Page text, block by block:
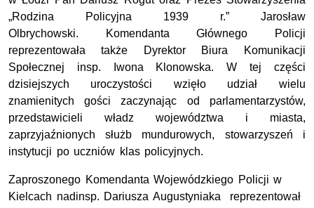
„Rodzina Policyjna 1939 r.” Jarosław
Olbrychowski.
Komendanta Głównego Policji
reprezentowała także Dyrektor Biura Komunikacji
Społecznej insp. Iwona Klonowska. W tej części
dzisiejszych uroczystości wzięło udział wielu
znamienitych gości zaczynając od parlamentarzystów,
przedstawicieli władz województwa i miasta,
zaprzyjaźnionych służb mundurowych, stowarzyszeń i
instytucji po uczniów klas policyjnych.
Zaproszonego Komendanta Wojewódzkiego Policji w
Kielcach nadinsp. Dariusza Augustyniaka reprezentował